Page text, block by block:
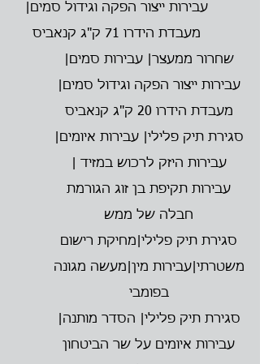
עבירות ייצור הפקה וגידול סמים|
מעבדת הידרו 71 ק"ג קנאביס
שחרור ממעצר| עבירות סמים|
עבירות ייצור הפקה וגידול סמים|
מעבדת הידרו 20 ק"ג קנאביס
סגירת תיק פלילי| עבירות איומים|
עבירות היזק לרכוש במזיד |
עבירות תקיפת בן זוג הגורמת
חבלה של ממש
סגירת תיק פלילי|מחיקת רישום
משטרתי|עבירות מין|מעשה מגונה
בפומבי
סגירת תיק פלילי| הסדר מותנה|
עבירות איומים על שר הביטחון